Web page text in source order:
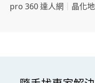
pro 360 達人網
晶化